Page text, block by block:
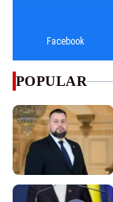
Facebook
POPULAR